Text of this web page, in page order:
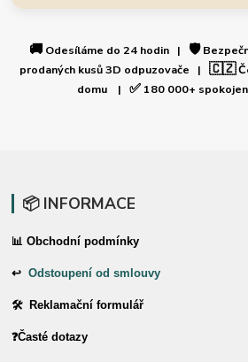
🚚 Odesíláme do 24 hodin | 🛡️
prodaných kusů 3D odpuzovače | 🇨🇿
domu | ✅180 000+
📦 INFORMACE
📊 Obchodní podmínky
↩Odstoupení od smlouvy
🛠 Reklamační formulář
❓Časté dotazy